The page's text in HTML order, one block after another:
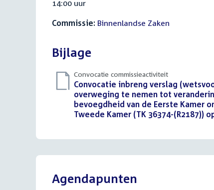
14:00 uur
Commissie: Binnenlandse Zaken
Bijlage
Convocatie commissieactiviteit
Download
bestand:
Convocatie inbreng verslag
overweging te nemen tot
bevoegdheid van de Eerste Kamer
Tweede Kamer (TK 36374-(R2187))
Agendapunten